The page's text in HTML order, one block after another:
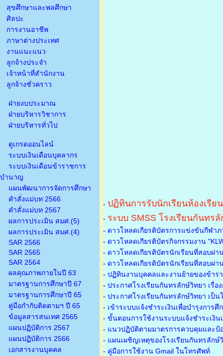
สุขศึกษาและพลศึกษา
ศิลปะ
การงานอาชีพ
ภาษาต่างประเทศ
งานแนะแนว
ลูกจ้างประจำ
เจ้าหน้าที่สำนักงาน
ลูกจ้างชั่วคราว
ฝ่ายงบประมาณ
ฝ่ายบริหารวิชาการ
ฝ่ายบริหารทั่วไป
ดูเกรดออนไลน์
ระบบเงินเดือนบุคลากร
ระบบเงินเดือนข้าราชการ
บำนาญ
แผนพัฒนาการจัดการศึกษา
คำสั่งแม่บท 2566
คำสั่งแม่บท 2567
ผลการประเมิน สมศ.(5)
ผลการประเมิน สมศ.(4)
SAR 2566
SAR 2565
SAR 2564
ผลคุณภาพภายในปี 63
มาตรฐานการศึกษาปี 67
มาตรฐานการศึกษาปี 65
คู่มือกำกับติดตามฯ ปี 65
ข้อมูลสารสนเทศ 2565
แผนปฏิบัติการ 2567
แผนปฏิบัติการ 2566
เอกสารงานบุคคล
- ปฏิทินการรับนักเรียนห้องเรีย
- ระบบ SMSS โรงเรียนกันทร
- ดาวโหลดเกียรติบัตรการแข่งขันกีฬา
- ดาวโหลดเกียรติบัตรกิจกรรมงาน
- ดาวโหลดเกียรติบัตรนักเรียนที่สอบผ่
- ดาวโหลดเกียรติบัตรนักเรียนที่สอบผ่
- ปฏิทินงานบุคคลและงานย้ายของข้าร
- ประกาศโรงเรียนกันทรลักษ์วิทยา เรื่
- ประกาศโรงเรียนกันทรลักษ์วิทยา เป็
- เข้าระบบแจ้งชำระเงินเพื่อบำรุงการศึ
- ขั้นตอนการใช้งานระบบแจ้งชำระเงิน
- แนวปฏิบัติตามมาตรการควบคุมและป้
- แผนเผชิญเหตุของโรงเรียนกันทรลัก
- คู่มือการใช้งาน Gmail ในโทรศัพท์